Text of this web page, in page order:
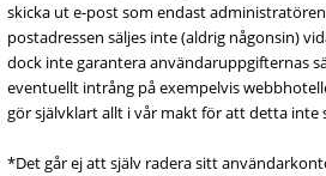
skicka ut e-post som endast
postadressen säljes inte (aldrig någonsin)
dock inte garantera användaruppgifternas
eventuellt intrång på exempelvis
gör självklart allt i vår makt för att detta inte
*Det går ej att själv radera sitt